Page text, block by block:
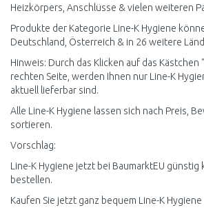
Heizkörpers, Anschlüsse & vielen weiteren
Produkte der Kategorie Line-K Hygiene
Deutschland, Österreich & in 26 weitere
Hinweis: Durch das Klicken auf das Kästchen
rechten Seite, werden Ihnen nur Line-K
aktuell lieferbar sind.
Alle Line-K Hygiene lassen sich nach Preis,
sortieren.
Vorschlag:
Line-K Hygiene jetzt bei BaumarktEU günstig
bestellen.
Kaufen Sie jetzt ganz bequem Line-K Hygiene